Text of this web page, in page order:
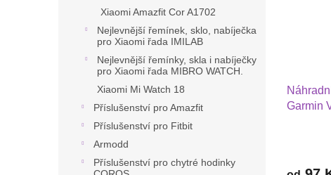
Xiaomi Amazfit Cor A1702
Nejlevnější řemínek, sklo, nabíječka
pro Xiaomi řada IMILAB
Nejlevnější řemínky, skla i nabíječky
pro Xiaomi řada MIBRO WATCH.
Xiaomi Mi Watch 18
Příslušenství pro Amazfit
Příslušenství pro Fitbit
Armodd
Příslušenství pro chytré hodinky
Garmin
Xiaomi
2202